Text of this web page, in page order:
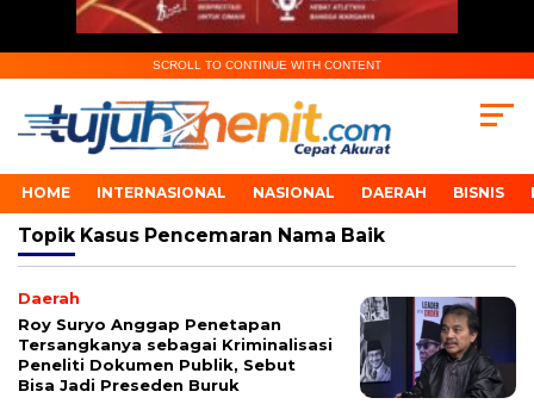
SCROLL TO CONTINUE WITH CONTENT
HOME INTERNASIONAL NASIONAL DAERAH BISNIS
Topik Kasus Pencemaran Nama Baik
Daerah
Roy Suryo Anggap Penetapan
Tersangkanya sebagai Kriminalisasi
Peneliti Dokumen Publik, Sebut
Bisa Jadi Preseden Buruk